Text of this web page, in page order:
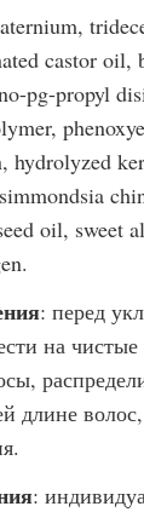
castor oil,
pg-propyl
hydrolyzed
oil, sweet
: перед
на
длине
: